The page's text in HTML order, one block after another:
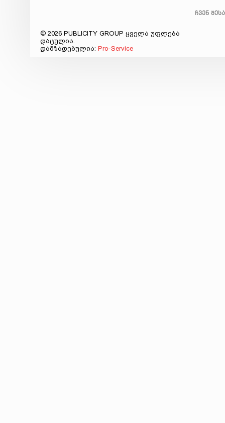
ჩვენ
© 2026 PUBLICITY GROUP ყველა უფლება
დაცულია.
დამზადებულია: Pro-Service